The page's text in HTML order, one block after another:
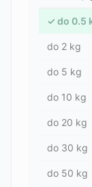
✓ do 0.5
do 2 kg
do 5 kg
do 10 kg
do 20 kg
do 30 kg
do 50 kg